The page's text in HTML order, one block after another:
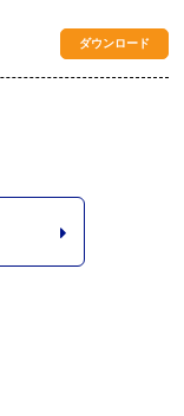
ダウンロード